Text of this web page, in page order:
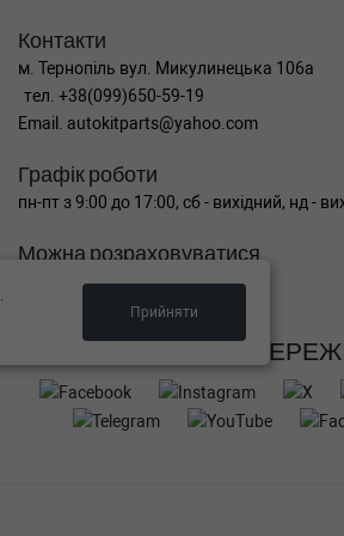
Контакти
м. Тернопіль вул. Микулинецька 106а
тел. +38(099)650-59-19
Email. autokitparts@yahoo.com
Графік роботи
пн-пт з 9:00 до 17:00, сб - вихідний, нд -
Можна розраховуватися
СОЦ
Прийняти